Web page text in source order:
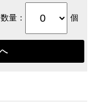
数量： 個